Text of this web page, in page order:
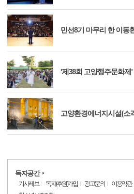
민선8기 마무리 한 이동
'제38회 고양행주문화제
고양환경에너지시설(소
독자공간
기사제보 독자(후원)가입 광고문의 이용약관